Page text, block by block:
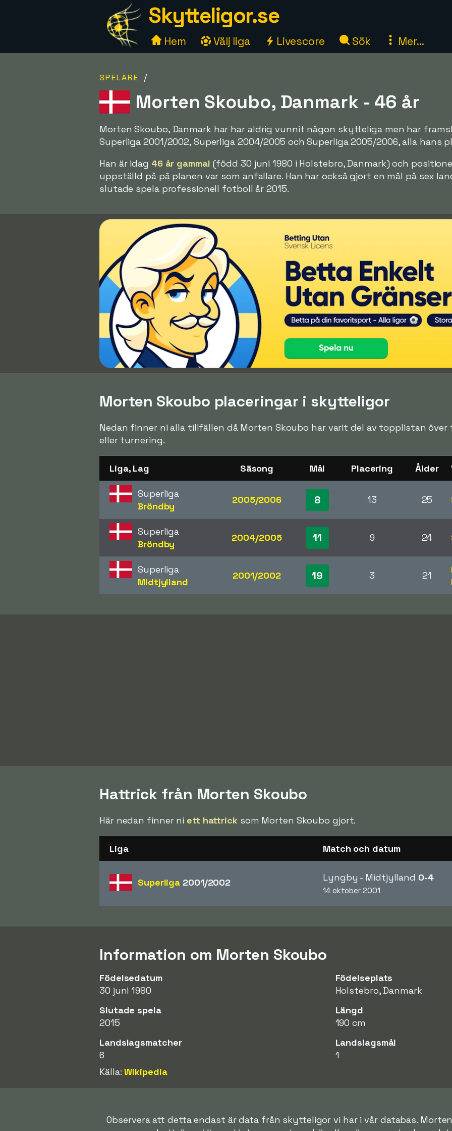
Skytteligor.se
Hem Välj liga Livescore Sök Mer...
SPELARE /
Morten Skoubo, Danmark - 46 år
Morten Skoubo, Danmark har har aldrig vunnit någon skytteliga men har
Superliga 2001/2002, Superliga 2004/2005 och Superliga 2005/2006, alla hans
Han är idag 46 år gammal (född 30 juni 1980 i Holstebro, Danmark) och
uppställd på på planen var som anfallare. Han har också gjort en mål på sex
slutade spela professionell fotboll år 2015.
Morten Skoubo placeringar i skytteligor
Nedan finner ni alla tillfällen då Morten Skoubo har varit del av topplistan över
eller turnering.
Liga, Lag Säsong Mål Placering Ålder
Superliga
Bröndby
2005/2006 8 13 25
Superliga
Bröndby
2004/2005 11 9 24
Superliga
Midtjylland
2001/2002 19 3 21
Hattrick från Morten Skoubo
Här nedan finner ni ett hattrick som Morten Skoubo gjort.
Liga Match och datum
Superliga 2001/2002 Lyngby - Midtjylland 0-4
14 oktober 2001
Information om Morten Skoubo
Födelsedatum
30 juni 1980
Födelseplats
Holstebro, Danmark
Slutade spela
2015
Längd
190 cm
Landslagsmatcher
6
Landslagsmål
1
Källa:Wikipedia
Observera att detta endast är data från skytteligor vi har i vår databas.